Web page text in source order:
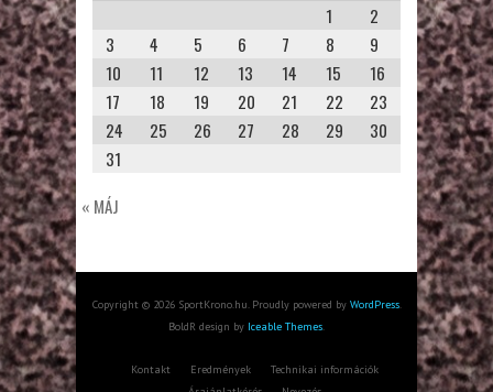
1
2
3
4 5 6 7 8
9
10
11 12 13 14 15
16
17
18 19 20 21 22
23
24
25 26 27 28 29
30
31
« MÁJ
Copyright © 2026 SportKrono.hu. Proudly powered by WordPress.
BoldR design by Iceable Themes.
Kontakt Eredmények
Technikai információk